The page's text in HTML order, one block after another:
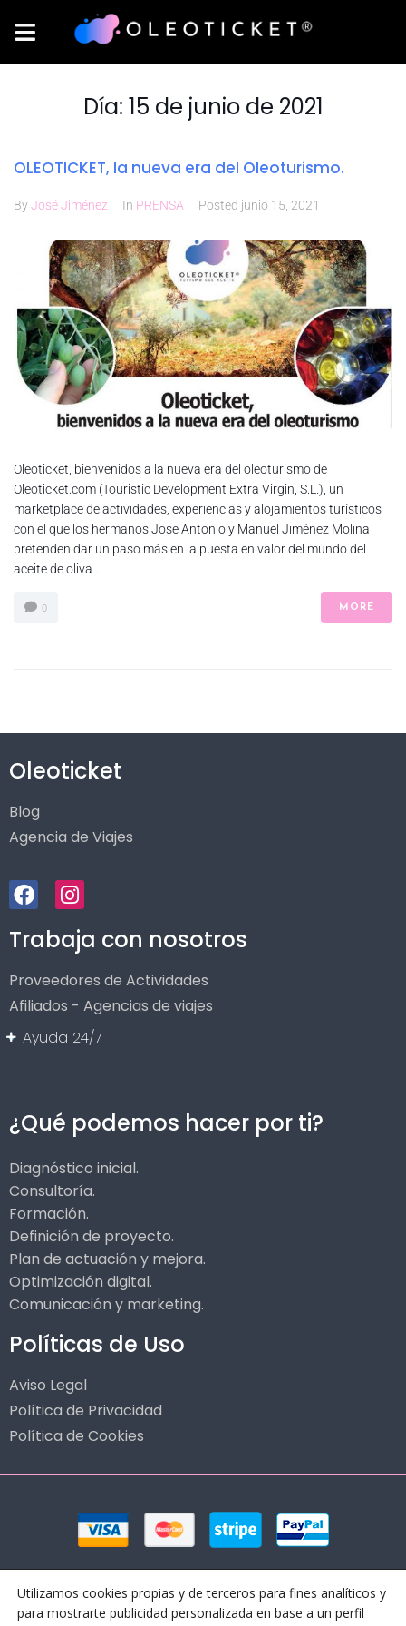
Día: 15 de junio de 2021
OLEOTICKET, la nueva era del Oleoturismo.
ByJosé Jiménez In PRENSA Posted junio 15, 2021
Oleoticket, bienvenidos a la nueva era del oleoturismo de
Oleoticket.com (Touristic Development Extra Virgin, S.L.), un
marketplace de actividades, experiencias y alojamientos turísticos
con el que los hermanos Jose Antonio y Manuel Jiménez Molina
pretenden dar un paso más en la puesta en valor del mundo del
aceite de oliva...
0 MORE
Oleoticket
Blog
Agencia de Viajes
Trabaja con nosotros
Proveedores de Actividades
Afiliados - Agencias de viajes
Ayuda 24/7
¿Qué podemos hacer por ti?
Diagnóstico inicial.
Consultoría.
Formación.
Definición de proyecto.
Plan de actuación y mejora.
Optimización digital.
Comunicación y marketing.
Políticas de Uso
Aviso Legal
Política de Privacidad
Política de Cookies
Utilizamos cookies propias y de terceros para fines analíticos y
para mostrarte publicidad personalizada en base a un perfil